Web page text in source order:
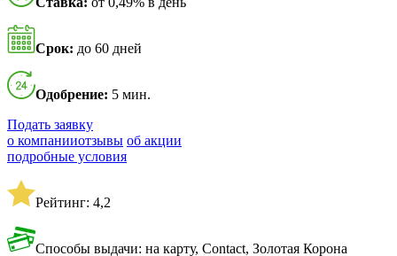
Срок: до 60 дней
Одобрение: 5 мин.
Подать заявку
о компанииотзывы об акции
подробные условия
Рейтинг: 4,2
Способы выдачи: на карту, Contact, Золотая Корона